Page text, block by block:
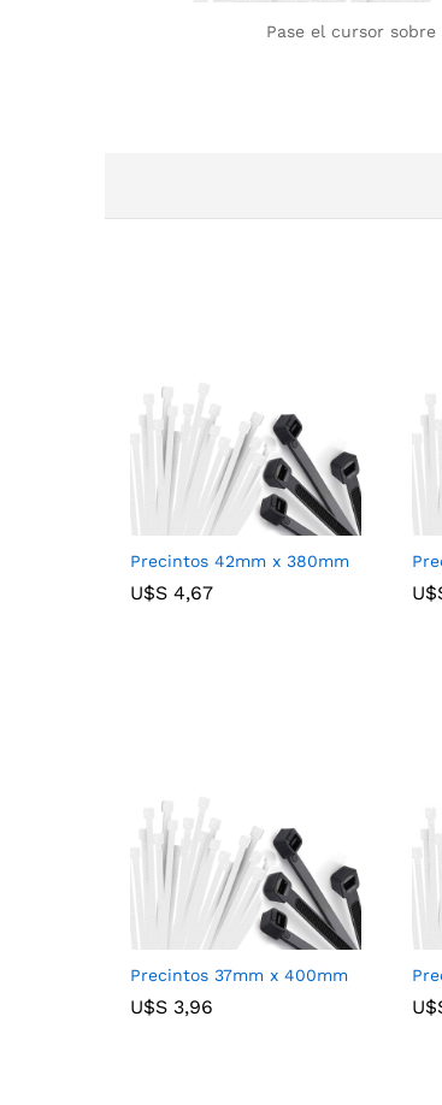
Pase el cursor
Precintos 42mm x 380mm
U$S 4,67
U$S 4,67
Precintos 37mm x 400mm
U$S 3,96
U$S 3,96